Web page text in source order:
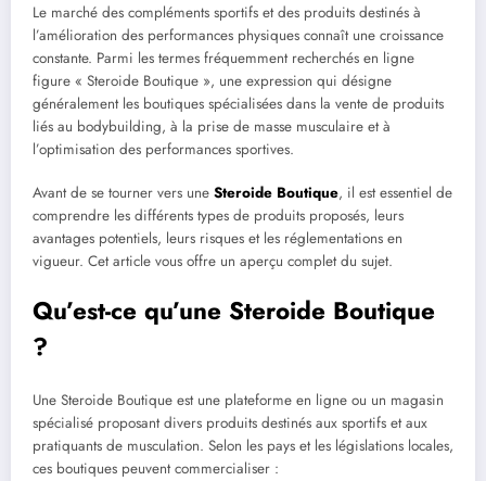
Le marché des compléments sportifs et des produits destinés à
l’amélioration des performances physiques connaît une croissance
constante. Parmi les termes fréquemment recherchés en ligne
figure « Steroide Boutique », une expression qui désigne
généralement les boutiques spécialisées dans la vente de produits
liés au bodybuilding, à la prise de masse musculaire et à
l’optimisation des performances sportives.
Avant de se tourner vers une Steroide Boutique, il est essentiel de
comprendre les différents types de produits proposés, leurs
avantages potentiels, leurs risques et les réglementations en
vigueur. Cet article vous offre un aperçu complet du sujet.
Qu’est-ce qu’une Steroide Boutique
?
Une Steroide Boutique est une plateforme en ligne ou un magasin
spécialisé proposant divers produits destinés aux sportifs et aux
pratiquants de musculation. Selon les pays et les législations locales,
ces boutiques peuvent commercialiser :